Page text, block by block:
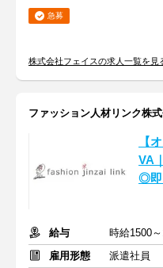
急募
株式会社フェイスの求人一覧を見
ファッション人材リンク株
【
VA
◎即
給与
時給1500
雇用形態
派遣社員